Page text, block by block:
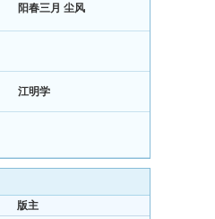
阳春三月 尘风
江明学
版主